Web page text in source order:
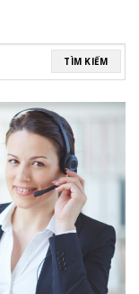
TÌM KIẾM